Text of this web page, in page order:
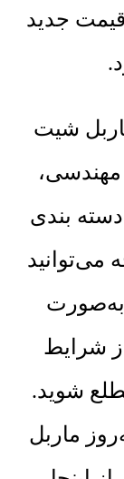
قیمت جدید
شیت
بندی
به‌صورت
شرایط
شوید.
ماربل